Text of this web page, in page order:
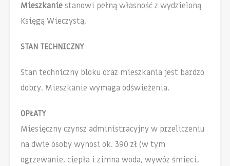
Mieszkanie stanowi pełną własność z wydzieloną
Księgą Wieczystą.
STAN TECHNICZNY
Stan techniczny bloku oraz mieszkania jest bardzo
dobry. Mieszkanie wymaga odświeżenia.
OPŁATY
Miesięczny czynsz administracyjny w przeliczeniu
na dwie osoby wynosi ok. 390 zł (w tym
ogrzewanie, ciepła i zimna woda, wywóz śmieci,